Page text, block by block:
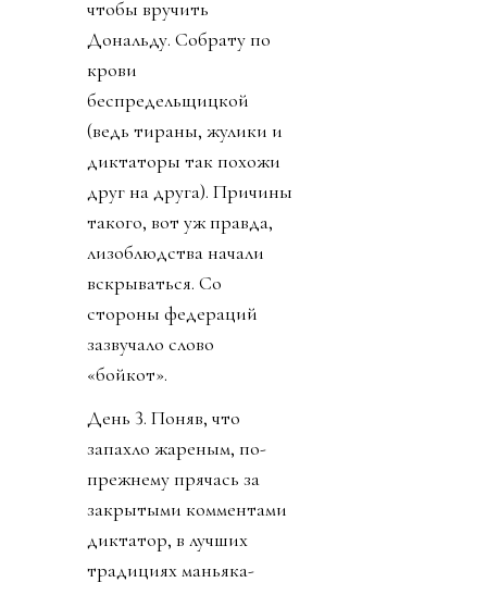
чтобы вручить
Дональду. Собрату по
крови
беспредельщицкой
(ведь тираны, жулики и
диктаторы так похожи
друг на друга). Причины
такого, вот уж правда,
лизоблюдства начали
вскрываться. Со
стороны федераций
зазвучало слово
«бойкот».
День 3. Поняв, что
запахло жареным, по-
прежнему прячась за
закрытыми комментами
диктатор, в лучших
традициях маньяка-